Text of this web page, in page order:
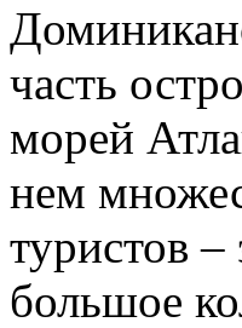
часть
морей
нем
туристов
большое